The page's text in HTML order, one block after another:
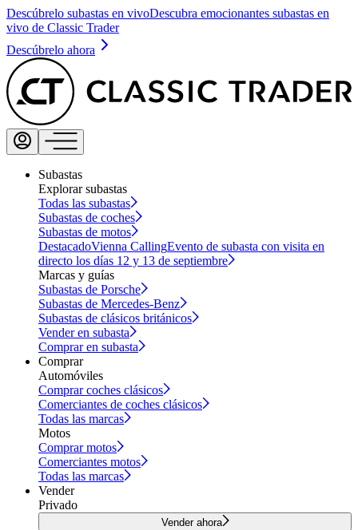
Descúbrelo subastas en vivoDescubra emocionantes subastas en
vivo de Classic Trader
Descúbrelo ahora
Subastas
Explorar subastas
Todas las subastas
Subastas de coches
Subastas de motos
DestacadoVienna CallingEvento de subasta con visita en
directo los días 12 y 13 de septiembre
Marcas y guías
Subastas de Porsche
Subastas de Mercedes-Benz
Subastas de clásicos británicos
Vender en subasta
Comprar en subasta
Comprar
Automóviles
Comprar coches clásicos
Comerciantes de coches clásicos
Todas las marcas
Motos
Comprar motos
Comerciantes motos
Todas las marcas
Vender
Privado
Vender ahora